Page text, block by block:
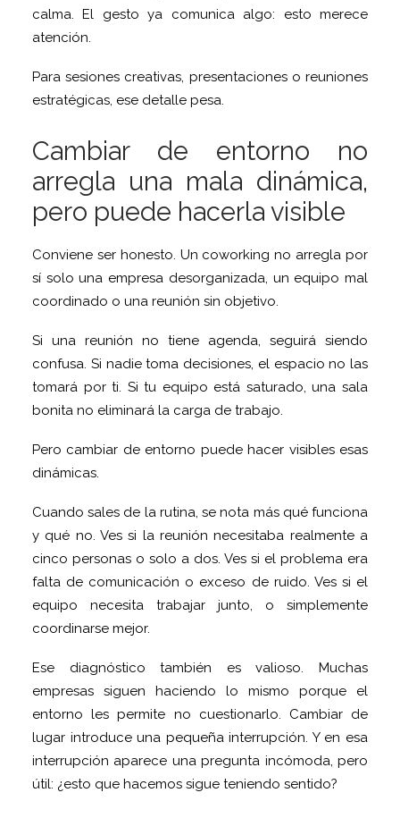
calma. El gesto ya comunica algo: esto merece
atención.
Para sesiones creativas, presentaciones o reuniones
estratégicas, ese detalle pesa.
Cambiar de entorno no
arregla una mala dinámica,
pero puede hacerla visible
Conviene ser honesto. Un coworking no arregla por
sí solo una empresa desorganizada, un equipo mal
coordinado o una reunión sin objetivo.
Si una reunión no tiene agenda, seguirá siendo
confusa. Si nadie toma decisiones, el espacio no las
tomará por ti. Si tu equipo está saturado, una sala
bonita no eliminará la carga de trabajo.
Pero cambiar de entorno puede hacer visibles esas
dinámicas.
Cuando sales de la rutina, se nota más qué funciona
y qué no. Ves si la reunión necesitaba realmente a
cinco personas o solo a dos. Ves si el problema era
falta de comunicación o exceso de ruido. Ves si el
equipo necesita trabajar junto, o simplemente
coordinarse mejor.
Ese diagnóstico también es valioso. Muchas
empresas siguen haciendo lo mismo porque el
entorno les permite no cuestionarlo. Cambiar de
lugar introduce una pequeña interrupción. Y en esa
interrupción aparece una pregunta incómoda, pero
útil: ¿esto que hacemos sigue teniendo sentido?